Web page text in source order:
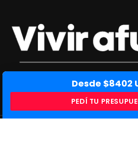
Diseñado y desarrollado por
Desde $8402
PEDÍ TU